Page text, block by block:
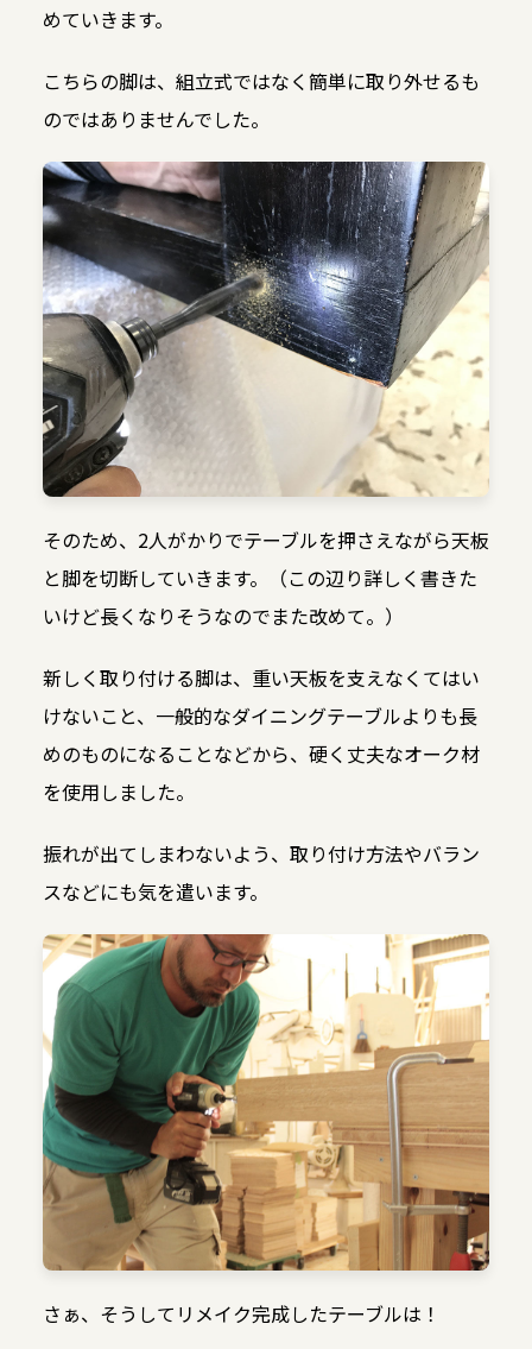
めていきます。
こちらの脚は、組立式ではなく簡単に取り外せるも
のではありませんでした。
そのため、2人がかりでテーブルを押さえながら天板
と脚を切断していきます。（この辺り詳しく書きた
いけど長くなりそうなのでまた改めて。）
新しく取り付ける脚は、重い天板を支えなくてはい
けないこと、一般的なダイニングテーブルよりも長
めのものになることなどから、硬く丈夫なオーク材
を使用しました。
振れが出てしまわないよう、取り付け方法やバラン
スなどにも気を遣います。
さぁ、そうしてリメイク完成したテーブルは！